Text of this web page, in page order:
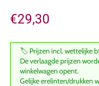
€29,30
🏷️ Prijzen incl. wettelijke
De verlaagde prijzen
winkelwagen opent.
Gelijke erelinten/drukken